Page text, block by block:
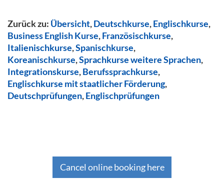
Zurück zu: Übersicht,Deutschkurse,Englischkurse,
Business English Kurse,Französischkurse,
Italienischkurse,Spanischkurse,
Koreanischkurse,Sprachkurse weitere Sprachen,
Integrationskurse,Berufssprachkurse,
Englischkurse mit staatlicher Förderung,
Deutschprüfungen,Englischprüfungen
Cancel online booking here